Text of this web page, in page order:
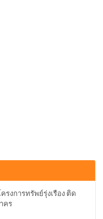
งการทรัพย์รุ่งเรือง ติด
คร